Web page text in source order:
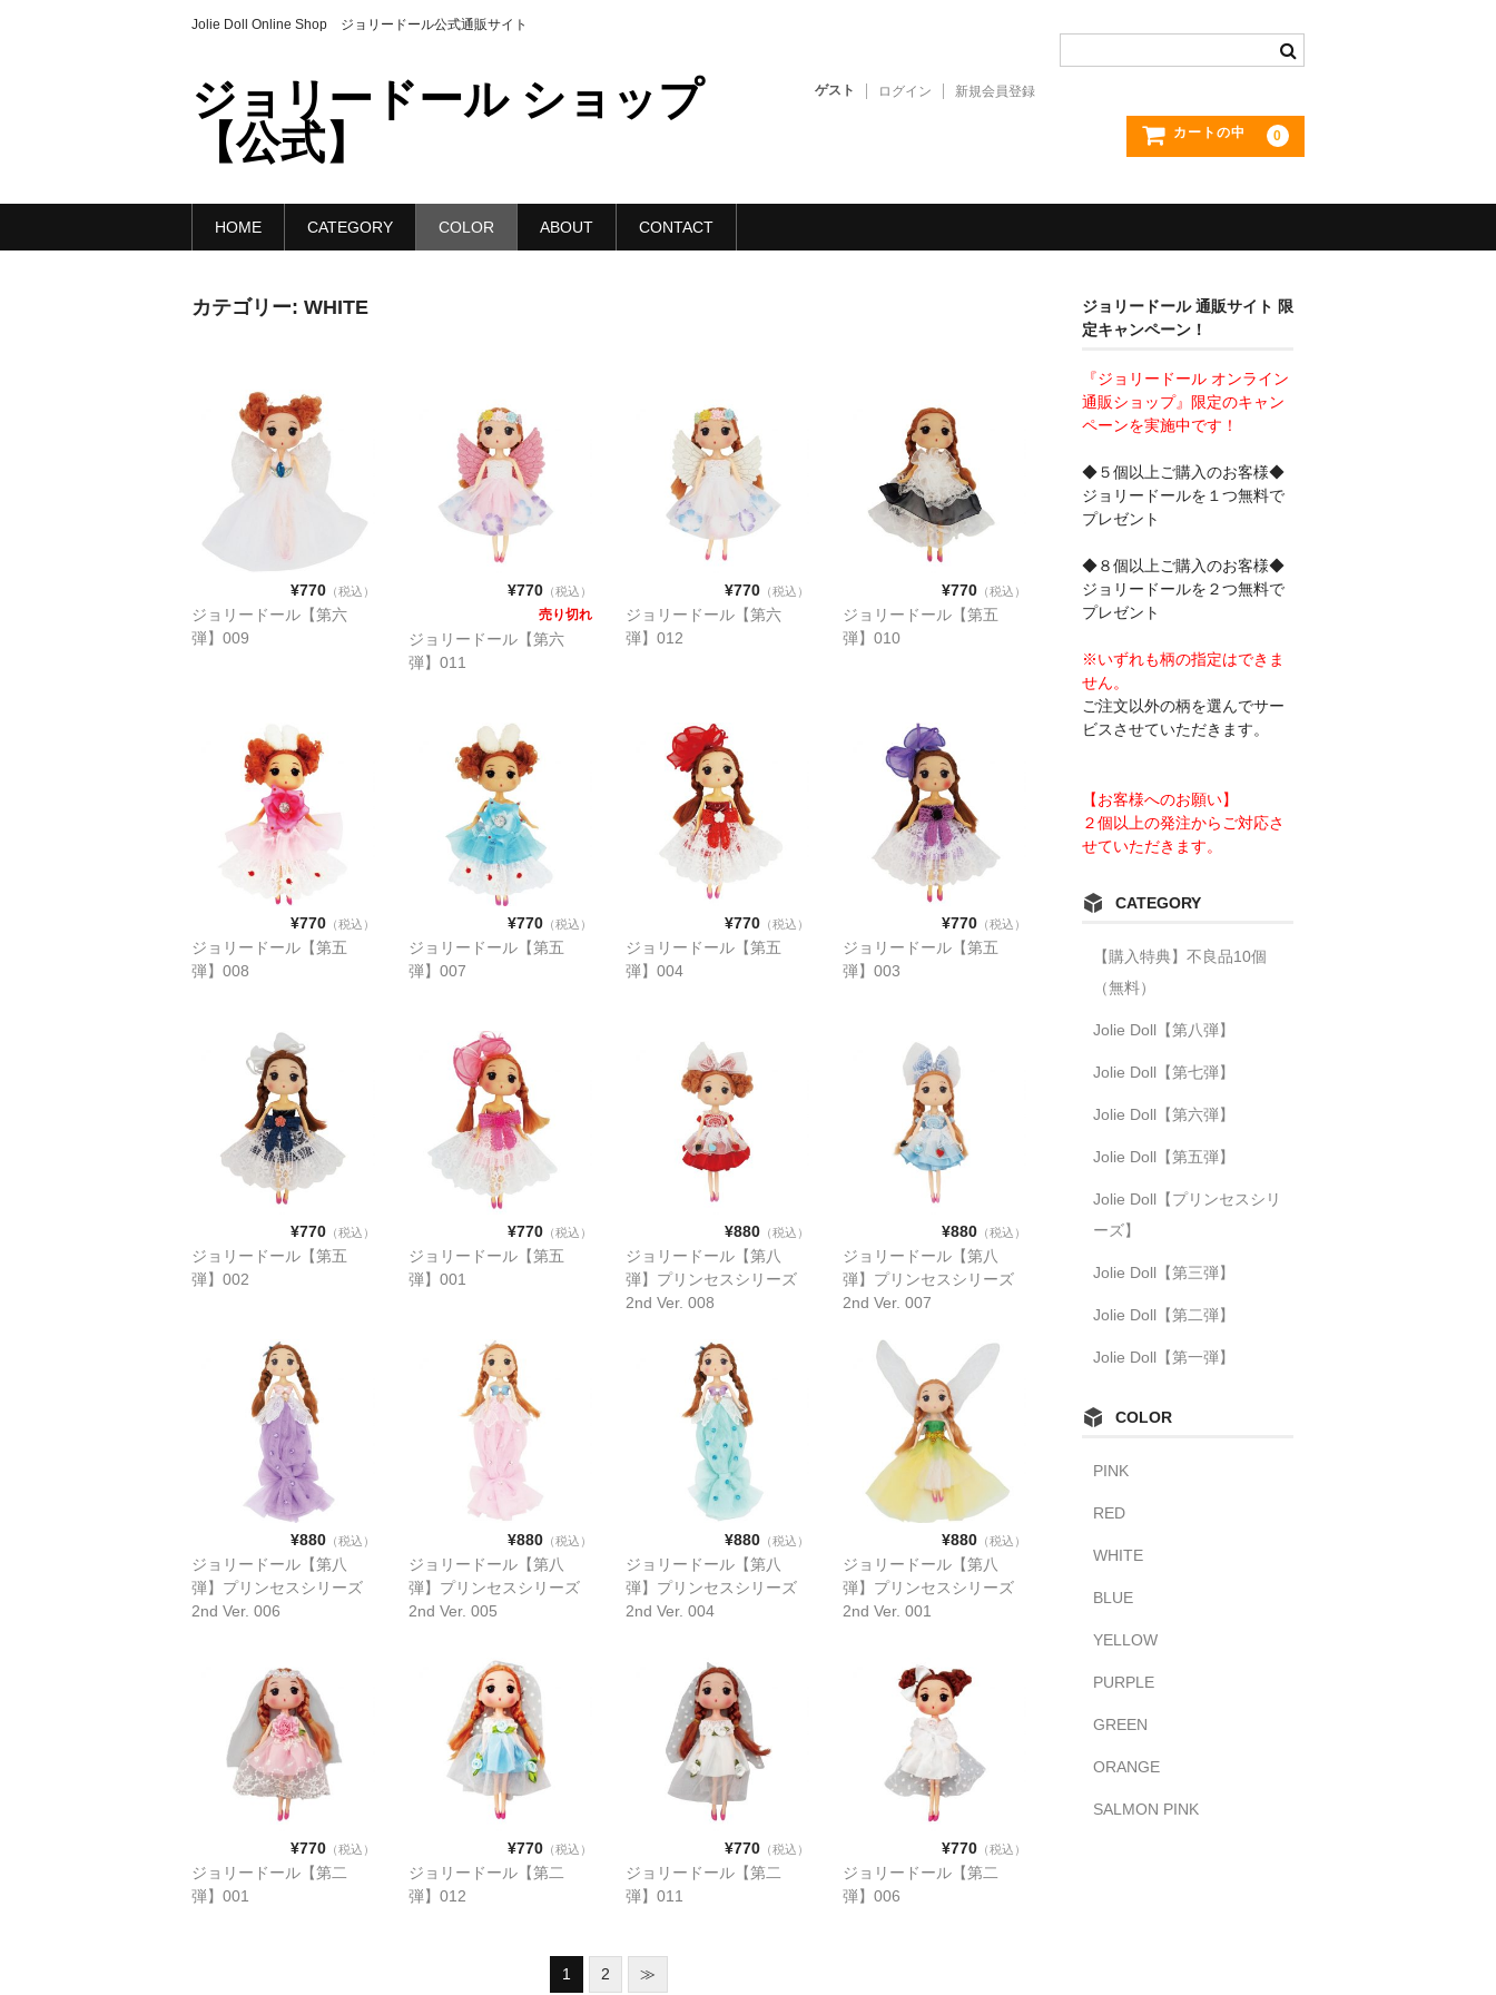
Jolie Doll Online Shop ジョリードール公式通販サイト
ジョリードール ショップ
【公式】
ゲスト ログイン 新規会員登録
カートの中 0
HOME CATEGORY COLOR ABOUT CONTACT
カテゴリー: WHITE
¥770 （税込）
ジョリードール【第六
弾】009
¥770 （税込）
売り切れ
ジョリードール【第六
弾】011
¥770 （税込）
ジョリードール【第六
弾】012
¥770 （税込）
ジョリードール【第五
弾】010
¥770 （税込）
ジョリードール【第五
弾】008
¥770 （税込）
ジョリードール【第五
弾】007
¥770 （税込）
ジョリードール【第五
弾】004
¥770 （税込）
ジョリードール【第五
弾】003
¥770 （税込）
ジョリードール【第五
弾】002
¥770 （税込）
ジョリードール【第五
弾】001
¥880 （税込）
ジョリードール【第八
弾】プリンセスシリーズ
2nd Ver. 008
¥880 （税込）
ジョリードール【第八
弾】プリンセスシリーズ
2nd Ver. 007
¥880 （税込）
ジョリードール【第八
弾】プリンセスシリーズ
2nd Ver. 006
¥880 （税込）
ジョリードール【第八
弾】プリンセスシリーズ
2nd Ver. 005
¥880 （税込）
ジョリードール【第八
弾】プリンセスシリーズ
2nd Ver. 004
¥880 （税込）
ジョリードール【第八
弾】プリンセスシリーズ
2nd Ver. 001
¥770 （税込）
ジョリードール【第二
弾】001
¥770 （税込）
ジョリードール【第二
弾】012
¥770 （税込）
ジョリードール【第二
弾】011
¥770 （税込）
ジョリードール【第二
弾】006
1 2 ≫
ジョリードール 通販サイト 限
定キャンペーン！
『ジョリードール オンライン
通販ショップ』限定のキャン
ペーンを実施中です！
◆５個以上ご購入のお客様◆
ジョリードールを１つ無料で
プレゼント
◆８個以上ご購入のお客様◆
ジョリードールを２つ無料で
プレゼント
※いずれも柄の指定はできま
せん。
ご注文以外の柄を選んでサー
ビスさせていただきます。
【お客様へのお願い】
２個以上の発注からご対応さ
せていただきます。
CATEGORY
【購入特典】不良品10個
（無料）
Jolie Doll【第八弾】
Jolie Doll【第七弾】
Jolie Doll【第六弾】
Jolie Doll【第五弾】
Jolie Doll【プリンセスシリ
ーズ】
Jolie Doll【第三弾】
Jolie Doll【第二弾】
Jolie Doll【第一弾】
COLOR
PINK
RED
WHITE
BLUE
YELLOW
PURPLE
GREEN
ORANGE
SALMON PINK